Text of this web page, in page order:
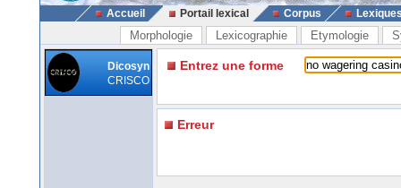
Accueil Portail lexical Corpus
Morphologie Lexicographie Etymologie
Dicosyn
CRISCO
Entrez une forme
Erreur